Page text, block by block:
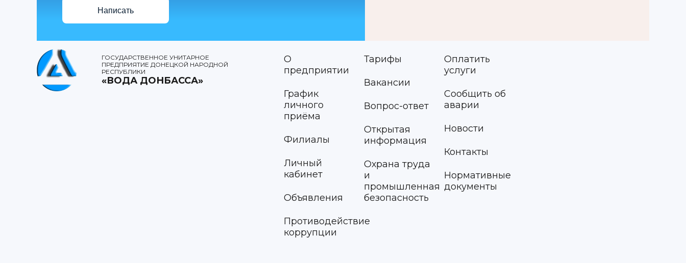
Написать
ГОСУДАРСТВЕННОЕ УНИТАРНОЕ
ПРЕДПРИЯТИЕ ДОНЕЦКОЙ НАРОДНОЙ
РЕСПУБЛИКИ
«ВОДА ДОНБАССА»
О
предприятии
График
личного
приёма
Филиалы
Личный
кабинет
Объявления
Противодействие
коррупции
Тарифы
Вакансии
Вопрос-ответ
Открытая
информация
Охрана труда
и
промышленная
безопасность
Оплатить
услуги
Сообщить об
аварии
Новости
Контакты
Нормативные
документы